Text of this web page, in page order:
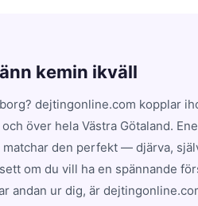
kemin ikväll
dejtingonline.com kopplar
över hela Västra Götaland.
den perfekt — djärva,
om du vill ha en spännande
andan ur dig, är